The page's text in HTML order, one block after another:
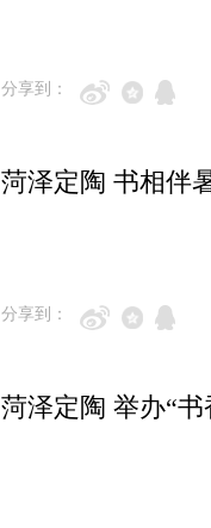
分享到：
菏泽定陶 书相伴
分享到：
菏泽定陶 举办“